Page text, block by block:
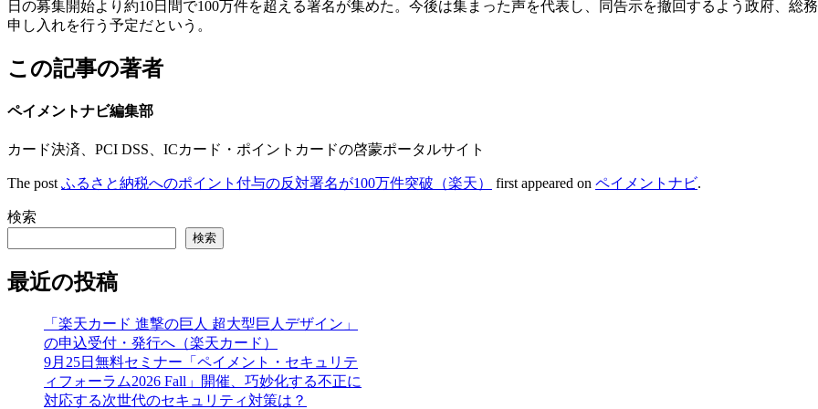
日の募集開始より約10日間で100万件を超える署名が集めた。今後は集まった声を代表し、同告示を撤回するよう政府、総
申し入れを行う予定だという。
この記事の著者
ペイメントナビ編集部
カード決済、PCI DSS、ICカード・ポイントカードの啓蒙ポータルサイト
The post ふるさと納税へのポイント付与の反対署名が100万件突破（楽天） first appeared on ペイメントナビ.
検索
検索
最近の投稿
「楽天カード 進撃の巨人 超大型巨人デザイン」
の申込受付・発行へ（楽天カード）
9月25日無料セミナー「ペイメント・セキュリテ
ィフォーラム2026 Fall」開催、巧妙化する不正に
対応する次世代のセキュリティ対策は？